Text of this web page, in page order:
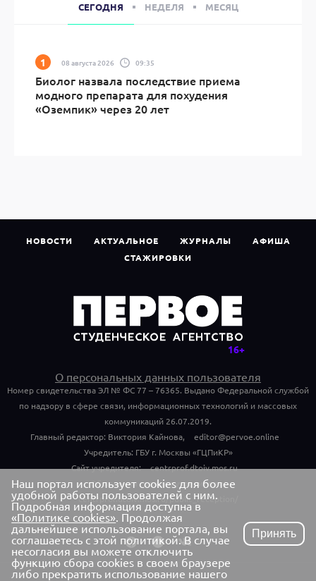
СЕГОДНЯ НЕДЕЛЯ МЕСЯЦ
08 августа 2026 09:35
Биолог назвала последствие приема
модного препарата для похудения
«Оземпик» через 20 лет
НОВОСТИ АКТУАЛЬНОЕ ЖУРНАЛЫ
АФИША
СТАЖИРОВКИ
О персональных данных пользователя
Номер свидетельства ЭЛ № ФС 77 – 76365. Выдано Федеральной службой
по надзору в сфере связи, информационных технологий и массовых
коммуникаций 26.07.2019.
Главный редактор: Виктория Кайнова,
editor@pervoe.online
Учредитель: ГБУ г. Москвы «ГЦПиКР»
Сайт учредителя:
centrprof.dtoiv.mos.ru
Обращения граждан учредителю:
centrprof.dtoiv.mos.ru/public_reception/
Наш портал использует cookies для более
удобной работы пользователей с ним.
Подробная информация доступна в
«Политике cookies». Продолжая
дальнейшее использование портала, вы
соглашаетесь с этой политикой. В случае
несогласия вы можете отключить
функцию сбора cookies в своем браузере
либо прекратить использование нашего
Принять